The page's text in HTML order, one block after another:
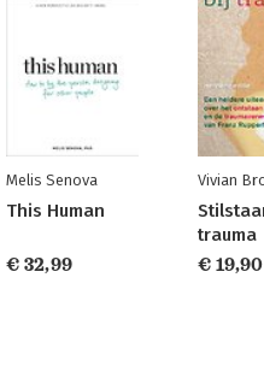
Melis Senova
This Human
€ 32,99
Vivian
trauma
€ 19,90